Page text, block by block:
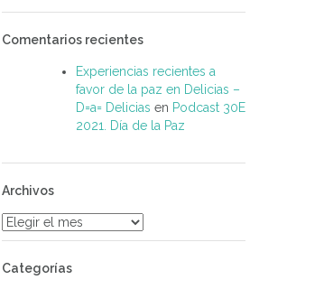
Comentarios recientes
Experiencias recientes a
favor de la paz en Delicias –
D=a= Delicias en Podcast 30E
2021. Día de la Paz
Archivos
Archivos
Categorías